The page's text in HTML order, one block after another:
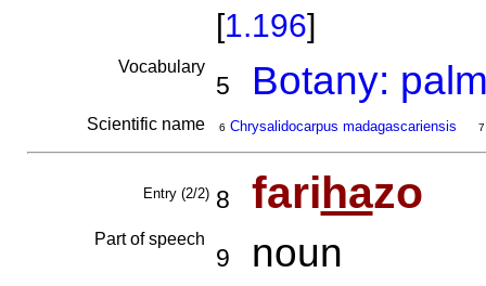
[1.196]
Vocabulary
5 Botany:
Scientific name 6 Chrysalidocarpus madagascariensis 7
Entry (2/2) 8 farihazo
Part of speech
9 noun